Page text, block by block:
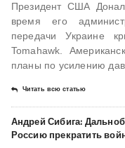
Президент США
время его
передачи Украине
Tomahawk.
планы по усилению
Читать всю статью
Андрей Сибига:
Россию прекратить